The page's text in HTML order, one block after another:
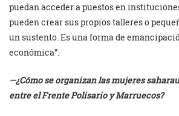
puedan acceder a puestos en
pueden crear sus propios talleres o
un sustento. Es una forma de
económica”.
—¿Cómo se organizan las mujeres
entre el Frente Polisario y Marruecos?